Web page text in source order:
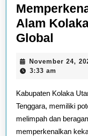
Alam
Global
Daya
Utara
ke
November 24,
3:33 am
Kabupaten Kolaka
Tenggara, memiliki
melimpah dan
memperkenalkan